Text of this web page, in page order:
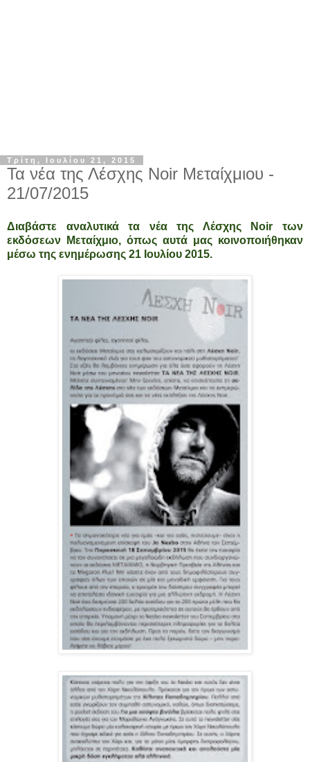
Τρίτη, Ιουλίου 21, 2015
Τα νέα της Λέσχης Noir Μεταίχμιου -
21/07/2015
Διαβάστε αναλυτικά τα νέα της Λέσχης Noir των
εκδόσεων Μεταίχμιο, όπως αυτά μας κοινοποιήθηκαν
μέσω της ενημέρωσης 21 Ιουλίου 2015.